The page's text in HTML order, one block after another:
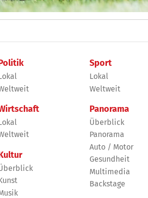
Sport
Lokal
Weltweit
Panorama
Überblick
Panorama
Auto / Motor
Gesundheit
Multimedia
Backstage